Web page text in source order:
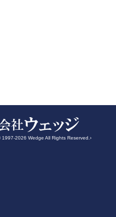
1997-2026 Wedge All Rights Reserved.›